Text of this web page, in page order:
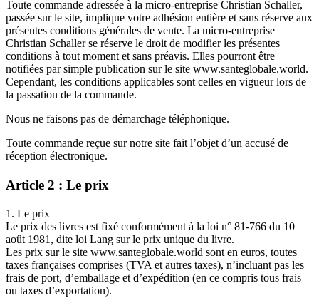
Toute commande adressée à la micro-entreprise Christian Schaller,
passée sur le site, implique votre adhésion entière et sans réserve aux
présentes conditions générales de vente. La micro-entreprise
Christian Schaller se réserve le droit de modifier les présentes
conditions à tout moment et sans préavis. Elles pourront être
notifiées par simple publication sur le site www.santeglobale.world.
Cependant, les conditions applicables sont celles en vigueur lors de
la passation de la commande.
Nous ne faisons pas de démarchage téléphonique.
Toute commande reçue sur notre site fait l’objet d’un accusé de
réception électronique.
Article 2 : Le prix
1. Le prix
Le prix des livres est fixé conformément à la loi n° 81-766 du 10
août 1981, dite loi Lang sur le prix unique du livre.
Les prix sur le site www.santeglobale.world sont en euros, toutes
taxes françaises comprises (TVA et autres taxes), n’incluant pas les
frais de port, d’emballage et d’expédition (en ce compris tous frais
ou taxes d’exportation).